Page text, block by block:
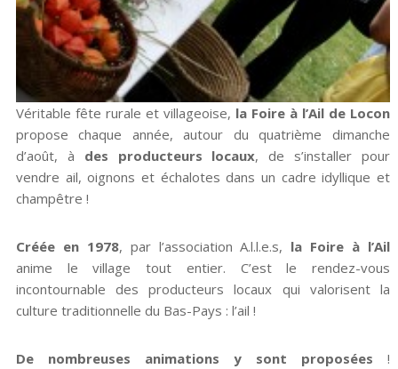
Véritable fête rurale et villageoise, la Foire à l’Ail de Locon
propose chaque année, autour du quatrième dimanche
d’août, à des producteurs locaux, de s’installer pour
vendre ail, oignons et échalotes dans un cadre idyllique et
champêtre !
Créée en 1978, par l’association A.l.l.e.s, la Foire à l’Ail
anime le village tout entier. C’est le rendez-vous
incontournable des producteurs locaux qui valorisent la
culture traditionnelle du Bas-Pays : l’ail !
De nombreuses animations y sont proposées !